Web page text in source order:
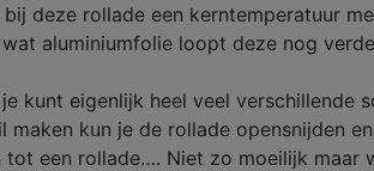
deze rollade een kerntemperatuur
aluminiumfolie loopt deze nog
kunt eigenlijk heel veel verschillende
kun je de rollade opensnijden
een rollade…. Niet zo moeilijk maar